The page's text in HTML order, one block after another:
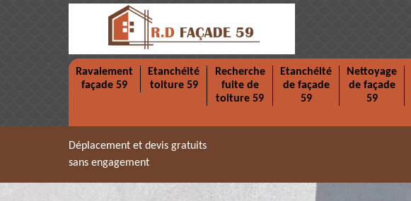
Ravalement
façade 59
Etanchéité
toiture 59
Recherche
fuite de
toiture 59
Etanchéité
de façade
59
Nettoyage
de façade
59
Déplacement et devis gratuits
sans engagement